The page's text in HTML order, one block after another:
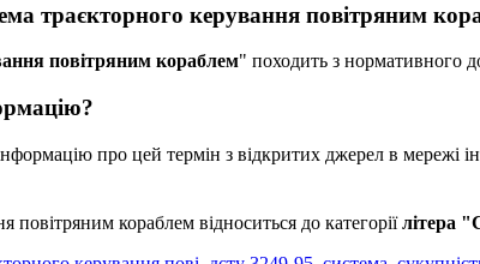
траєкторного керування повітряним
повітряним кораблем" походить з
про цей термін з відкритих джерел в мережі
кораблем відноситься до категоріїлітера